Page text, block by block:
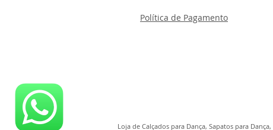
Política de Pagamento
Loja de Calçados para Dança, Sapatos para